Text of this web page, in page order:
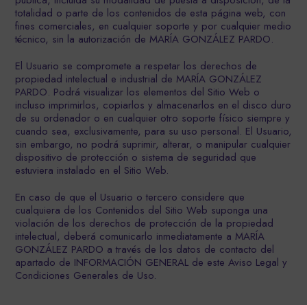
totalidad o parte de los contenidos de esta página web, con
fines comerciales, en cualquier soporte y por cualquier medio
técnico, sin la autorización de MARÍA GONZÁLEZ PARDO.
El Usuario se compromete a respetar los derechos de
propiedad intelectual e industrial de MARÍA GONZÁLEZ
PARDO. Podrá visualizar los elementos del Sitio Web o
incluso imprimirlos, copiarlos y almacenarlos en el disco duro
de su ordenador o en cualquier otro soporte físico siempre y
cuando sea, exclusivamente, para su uso personal. El Usuario,
sin embargo, no podrá suprimir, alterar, o manipular cualquier
dispositivo de protección o sistema de seguridad que
estuviera instalado en el Sitio Web.
En caso de que el Usuario o tercero considere que
cualquiera de los Contenidos del Sitio Web suponga una
violación de los derechos de protección de la propiedad
intelectual, deberá comunicarlo inmediatamente a MARÍA
GONZÁLEZ PARDO a través de los datos de contacto del
apartado de INFORMACIÓN GENERAL de este Aviso Legal y
Condiciones Generales de Uso.